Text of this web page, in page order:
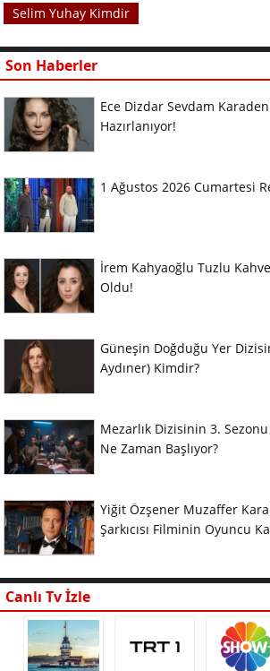
Selim Yuhay Kimdir
Son Haberler
Ece Dizdar Sevdam
Hazırlanıyor!
1 Ağustos 2026 Cumartesi
İrem Kahyaoğlu Tuzlu
Oldu!
Güneşin Doğduğu Yer
Aydıner) Kimdir?
Mezarlık Dizisinin 3.
Ne Zaman Başlıyor?
Yiğit Özşener Muzaffer
Şarkıcısı Filminin Oyuncu
Canlı Tv İzle